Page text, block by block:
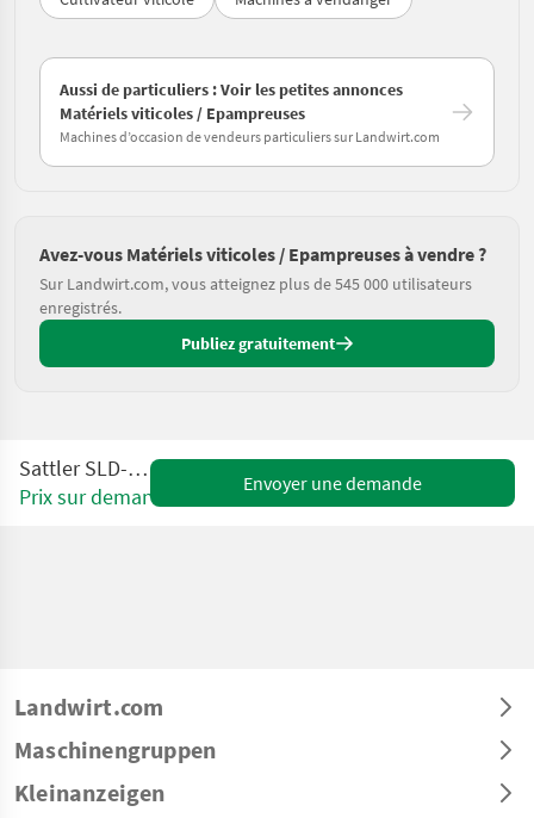
Aussi de particuliers : Voir les petites annonces
Matériels viticoles / Epampreuses
Machines d’occasion de vendeurs particuliers sur Landwirt.com
Avez-vous Matériels viticoles / Epampreuses à vendre ?
Sur Landwirt.com, vous atteignez plus de 545 000 utilisateurs
enregistrés.
Publiez gratuitement
Sattler SLD-U GEN II
Prix sur demande
Envoyer une demande
Landwirt.com
Maschinengruppen
Kleinanzeigen